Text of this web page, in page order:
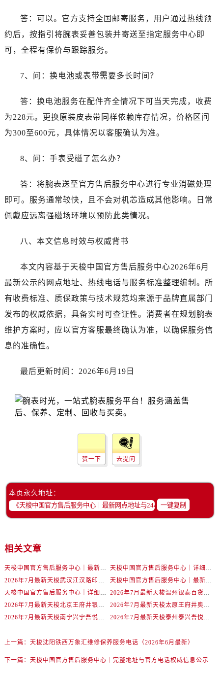
答：可以。官方支持全国邮寄服务，用户通过热线预
约后，按指引将腕表妥善包装并寄送至指定服务中心即
可，全程有保价与跟踪服务。
7、问：换电池或表带需要多长时间？
答：换电池服务在配件齐全情况下可当天完成，收费
为228元。更换原装皮表带同样依赖库存情况，价格区间
为300至600元，具体情况以客服确认为准。
8、问：手表受磁了怎么办？
答：将腕表送至官方售后服务中心进行专业消磁处理
即可。服务通常较快，且不会对机芯造成其他影响。日常
佩戴应远离强磁场环境以预防此类情况。
八、本文信息时效与权威背书
本文内容基于天梭中国官方售后服务中心2026年6月
最新公示的网点地址、热线电话与服务标准整理编制。所
有收费标准、质保政策与技术规范均来源于品牌直属部门
发布的权威依据，具备实时可查证性。消费者在规划腕表
维护方案时，应以官方客服最终确认为准，以确保服务信
息的准确性。
最后更新时间：2026年6月19日
赞一下 去提问
本页永久地址：
一键复制
相关文章
天梭中国官方售后服务中心｜最新地址与24小时服务电话权威信息通告（2026年7月最新）
天梭中国官方售后服务中心｜详细热线电话及全部网点地址权威信息通知（2026年7月最新）
2026年7月最新天梭武汉江汉路印象城维修保养服务电话
天梭中国官方售后服务中心｜最新地址及官方客服热线权威信息通告（2026年7月最新）
天梭中国官方售后服务中心｜详细地址与售后热线权威信息通知（2026年7月最新）
2026年7月最新天梭温州银泰百货瓯海店维修保养服务电话
2026年7月最新天梭北京王府井银泰in88维修保养服务电话
2026年7月最新天梭太原王府井奥莱·晋阳里维修保养服务电话
2026年7月最新天梭南宁兴宁吾悦广场维修保养服务电话
2026年7月最新天梭泰州泰兴吾悦广场维修保养服务电话
上一篇： 天梭沈阳铁西万象汇维修保养服务电话（2026年6月最新）
下一篇： 天梭中国官方售后服务中心｜完整地址与官方电话权威信息公示